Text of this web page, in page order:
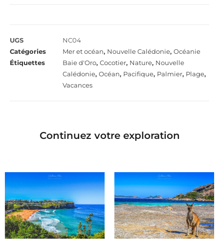
UGS
NC04
Catégories
Mer et océan, Nouvelle Calédonie, Océanie
Étiquettes
Baie d'Oro, Cocotier, Nature, Nouvelle
Calédonie, Océan, Pacifique, Palmier, Plage,
Vacances
Continuez votre exploration